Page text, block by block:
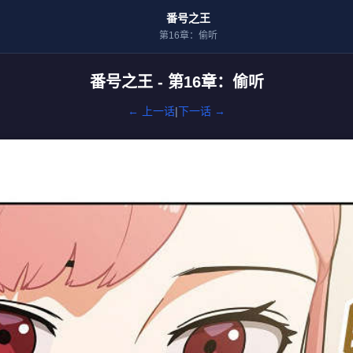
番号之王
第16章：偷听
番号之王 - 第16章：偷听
← 上一话|下一话 →